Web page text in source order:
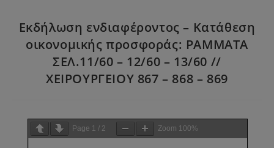
Εκδήλωση ενδιαφέροντος – Κατάθεση
οικονομικής προσφοράς: ΡΑΜΜΑΤΑ
ΣΕΛ.11/60 – 12/60 – 13/60 //
ΧΕΙΡΟΥΡΓΕΙΟΥ 867 – 868 – 869
Page 1 / 2 Zoom 100%